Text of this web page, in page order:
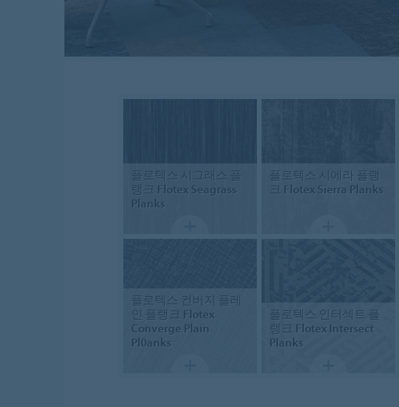
플로텍스 시그래스 플
랭크 Flotex Seagrass
Planks
플로텍스 시에라 플랭
크 Flotex Sierra Planks
플로텍스 컨버지 플레
인 플랭크 Flotex
Converge Plain
Pl0anks
플로텍스 인터섹트 플
랭크 Flotex Intersect
Planks